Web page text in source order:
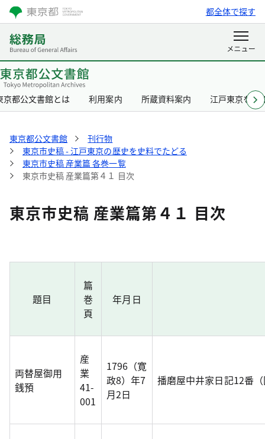
都全体で探す
京都公文書館とは 利用案内 所蔵資料案内 江戸東京を知
東京都公文書館
刊行物
東京市史稿 - 江戸東京の歴史を史料でたどる
東京市史稿 産業篇 各巻一覧
東京市史稿 産業篇第４１ 目次
東京市史稿 産業篇第４１ 目次
題目
篇
巻
頁
年月日
両替屋御用
銭預
産
業
41-
001
1796（寛
政8）年7
月2日
播磨屋中井家日記12番